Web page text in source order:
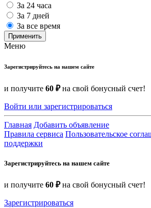
За 24 часа
За 7 дней
За все время
Применить
Меню
Зарегистрируйтесь на нашем сайте
и получите 60 ₽на свой бонусный счет!
Войти или зарегистрироваться
Главная Добавить объявление
Правила сервиса Пользовательское
поддержки
Зарегистрируйтесь на нашем сайте
и получите 60 ₽на свой бонусный счет!
Зарегистрироваться